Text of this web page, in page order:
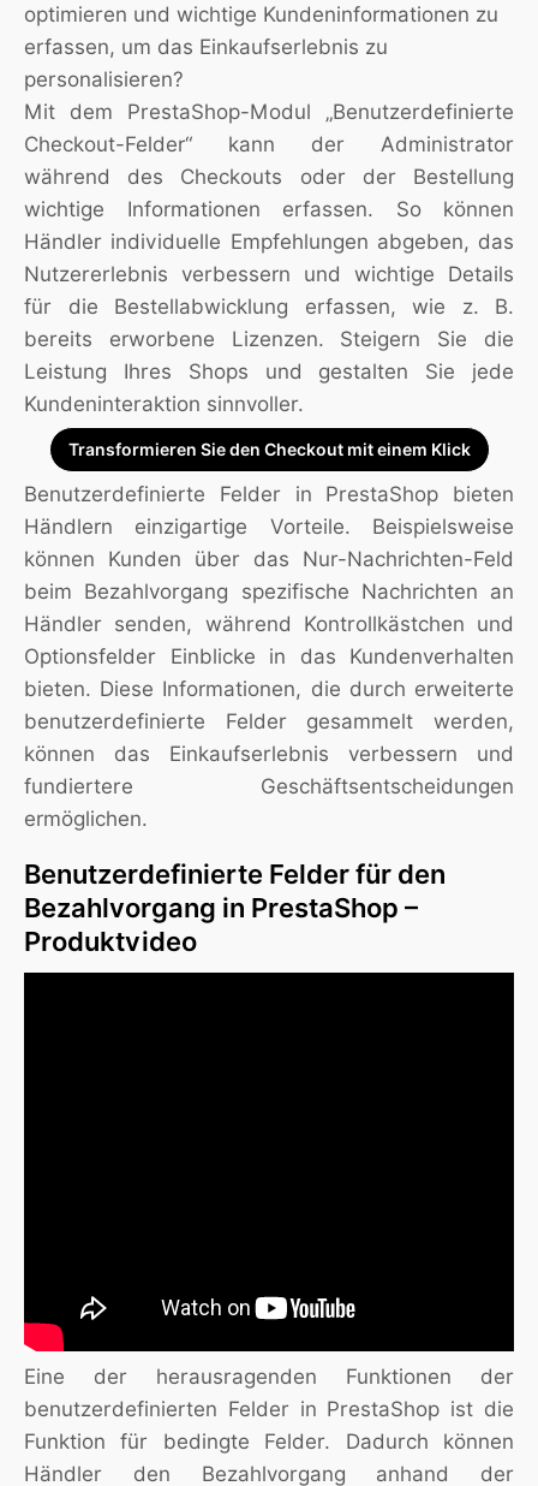
optimieren und wichtige Kundeninformationen zu
erfassen, um das Einkaufserlebnis zu
personalisieren?
Mit dem PrestaShop-Modul „Benutzerdefinierte
Checkout-Felder“ kann der Administrator
während des Checkouts oder der Bestellung
wichtige Informationen erfassen. So können
Händler individuelle Empfehlungen abgeben, das
Nutzererlebnis verbessern und wichtige Details
für die Bestellabwicklung erfassen, wie z. B.
bereits erworbene Lizenzen. Steigern Sie die
Leistung Ihres Shops und gestalten Sie jede
Kundeninteraktion sinnvoller.
Transformieren Sie den Checkout mit einem Klick
Benutzerdefinierte Felder in PrestaShop bieten
Händlern einzigartige Vorteile. Beispielsweise
können Kunden über das Nur-Nachrichten-Feld
beim Bezahlvorgang spezifische Nachrichten an
Händler senden, während Kontrollkästchen und
Optionsfelder Einblicke in das Kundenverhalten
bieten. Diese Informationen, die durch erweiterte
benutzerdefinierte Felder gesammelt werden,
können das Einkaufserlebnis verbessern und
fundiertere Geschäftsentscheidungen
ermöglichen.
Benutzerdefinierte Felder für den
Bezahlvorgang in PrestaShop –
Produktvideo
Eine der herausragenden Funktionen der
benutzerdefinierten Felder in PrestaShop ist die
Funktion für bedingte Felder. Dadurch können
Händler den Bezahlvorgang anhand der